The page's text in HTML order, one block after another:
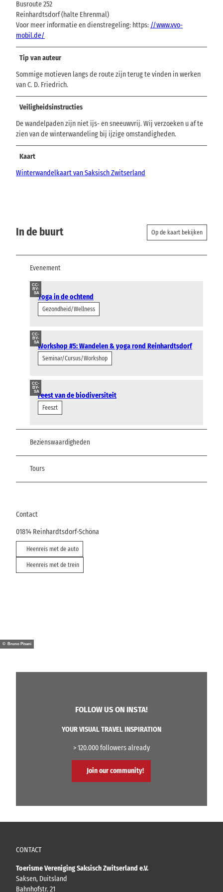
Busroute 252
Reinhardtsdorf (halte Ehrenmal)
Voor meer informatie en dienstregeling: https: //www.vvo-
mobil.de/
Tip van auteur
Sommige motieven langs de route zijn terug te vinden in werken
van C. D. Friedrich.
Veiligheidsinstructies
De wandelpaden zijn niet ijs- en sneeuwvrij. Wij verzoeken u af te
zien van de winterwandeling bij ijzige omstandigheden.
Kaart
Winterwandelkaart van Saksisch Zwitserland
In de buurt Op de kaart bekijken
Evenement
CC-
BY-
SAYoga in de ochtend
Gezondheid/Wellness
CC-
BY-
SAWorkshop #5: Wandelen & yoga rond Reinhardtsdorf
Seminar/Cursus/Workshop
CC-
BY-
SAFeest van de biodiversiteit
Feeszt
Bezienswaardigheden
Tours
Contact
01814 Reinhardtsdorf-Schöna
Heenreis met de auto
Heenreis met de trein
© Bruno Pisani
FOLLOW US ON INSTA!
YOUR VISUAL TRAVEL INSPIRATION
> 120.000 followers already
Join our community!
CONTACT
Toerisme Vereniging Saksisch Zwitserland e.V.
Saksen, Duitsland
Bahnhofstr. 21